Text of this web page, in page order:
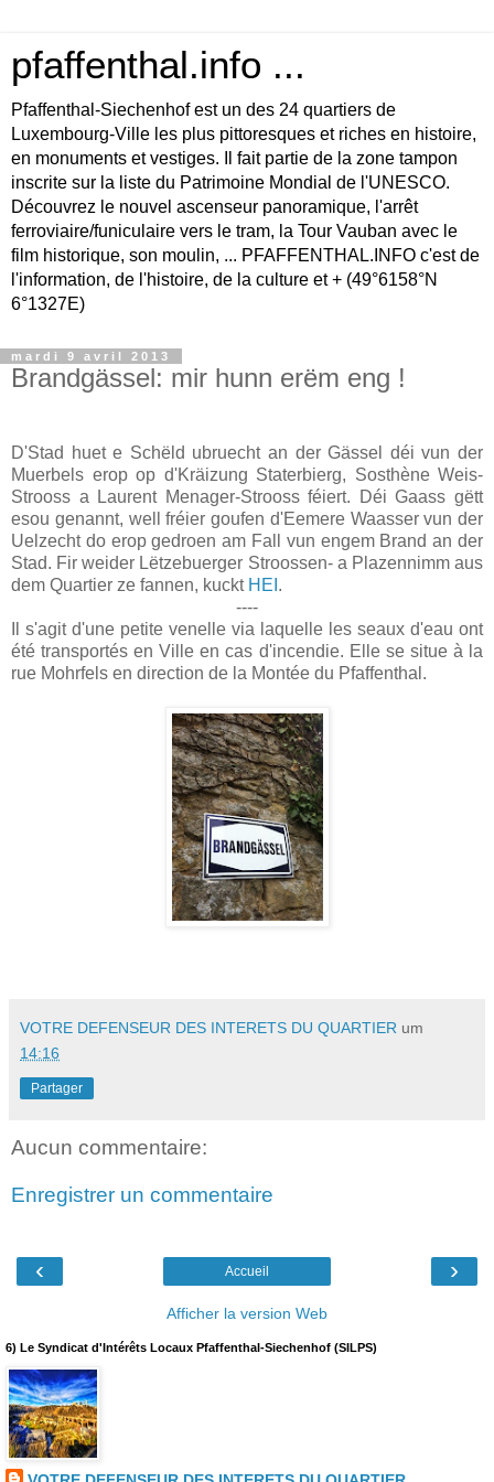
pfaffenthal.info ...
Pfaffenthal-Siechenhof est un des 24 quartiers de
Luxembourg-Ville les plus pittoresques et riches en histoire,
en monuments et vestiges. Il fait partie de la zone tampon
inscrite sur la liste du Patrimoine Mondial de l'UNESCO.
Découvrez le nouvel ascenseur panoramique, l'arrêt
ferroviaire/funiculaire vers le tram, la Tour Vauban avec le
film historique, son moulin, ... PFAFFENTHAL.INFO c'est de
l'information, de l'histoire, de la culture et + (49°6158°N
6°1327E)
mardi 9 avril 2013
Brandgässel: mir hunn erëm eng !
D'Stad huet e Schëld ubruecht an der Gässel déi vun der
Muerbels erop op d'Kräizung Staterbierg, Sosthène Weis-
Strooss a Laurent Menager-Strooss féiert. Déi Gaass gëtt
esou genannt, well fréier goufen d'Eemere Waasser vun der
Uelzecht do erop gedroen am Fall vun engem Brand an der
Stad. Fir weider Lëtzebuerger Stroossen- a Plazennimm aus
dem Quartier ze fannen, kuckt HEI .
----
Il s'agit d'une petite venelle via laquelle les seaux d'eau ont
été transportés en Ville en cas d'incendie. Elle se situe à la
rue Mohrfels en direction de la Montée du Pfaffenthal.
VOTRE DEFENSEUR DES INTERETS DU QUARTIER um
14:16
Partager
Aucun commentaire:
Enregistrer un commentaire
‹ ›
Accueil
Afficher la version Web
6) Le Syndicat d'Intérêts Locaux Pfaffenthal-Siechenhof (SILPS)